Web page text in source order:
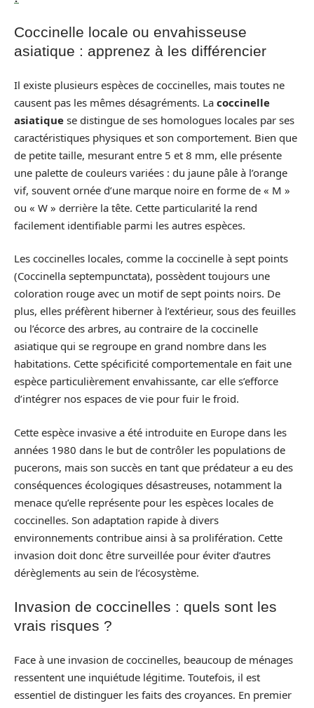
Coccinelle locale ou envahisseuse
asiatique : apprenez à les différencier
Il existe plusieurs espèces de coccinelles, mais toutes ne
causent pas les mêmes désagréments. La coccinelle
asiatique se distingue de ses homologues locales par ses
caractéristiques physiques et son comportement. Bien que
de petite taille, mesurant entre 5 et 8 mm, elle présente
une palette de couleurs variées : du jaune pâle à l’orange
vif, souvent ornée d’une marque noire en forme de « M »
ou « W » derrière la tête. Cette particularité la rend
facilement identifiable parmi les autres espèces.
Les coccinelles locales, comme la coccinelle à sept points
(Coccinella septempunctata), possèdent toujours une
coloration rouge avec un motif de sept points noirs. De
plus, elles préfèrent hiberner à l’extérieur, sous des feuilles
ou l’écorce des arbres, au contraire de la coccinelle
asiatique qui se regroupe en grand nombre dans les
habitations. Cette spécificité comportementale en fait une
espèce particulièrement envahissante, car elle s’efforce
d’intégrer nos espaces de vie pour fuir le froid.
Cette espèce invasive a été introduite en Europe dans les
années 1980 dans le but de contrôler les populations de
pucerons, mais son succès en tant que prédateur a eu des
conséquences écologiques désastreuses, notamment la
menace qu’elle représente pour les espèces locales de
coccinelles. Son adaptation rapide à divers
environnements contribue ainsi à sa prolifération. Cette
invasion doit donc être surveillée pour éviter d’autres
dérèglements au sein de l’écosystème.
Invasion de coccinelles : quels sont les
vrais risques ?
Face à une invasion de coccinelles, beaucoup de ménages
ressentent une inquiétude légitime. Toutefois, il est
essentiel de distinguer les faits des croyances. En premier